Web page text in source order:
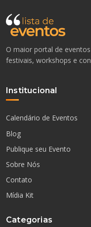
O maior portal de
festivais, workshops e
Institucional
Calendário de Eventos
Blog
Publique seu Evento
Sobre Nós
Contato
Mídia Kit
Categorias